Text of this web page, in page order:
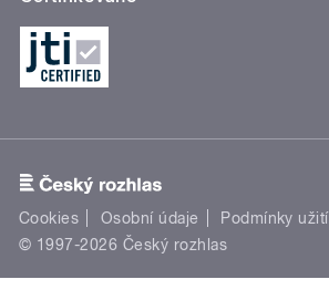
Cookies Osobní údaje Podmínky užití
© 1997-2026 Český rozhlas